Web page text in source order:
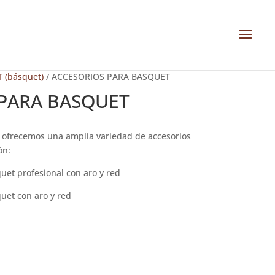
(básquet) / ACCESORIOS PARA BASQUET
BASQUET
una amplia variedad de accesorios
profesional con aro y red
con aro y red